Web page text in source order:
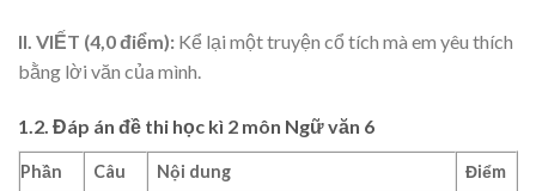
II. VIẾT (4,0 điểm): Kể lại một truyện cổ tích mà em yêu thích
bằng lời văn của mình.
1.2. Đáp án đề thi học kì 2 môn Ngữ văn 6
Phần Câu Nội dung Điểm